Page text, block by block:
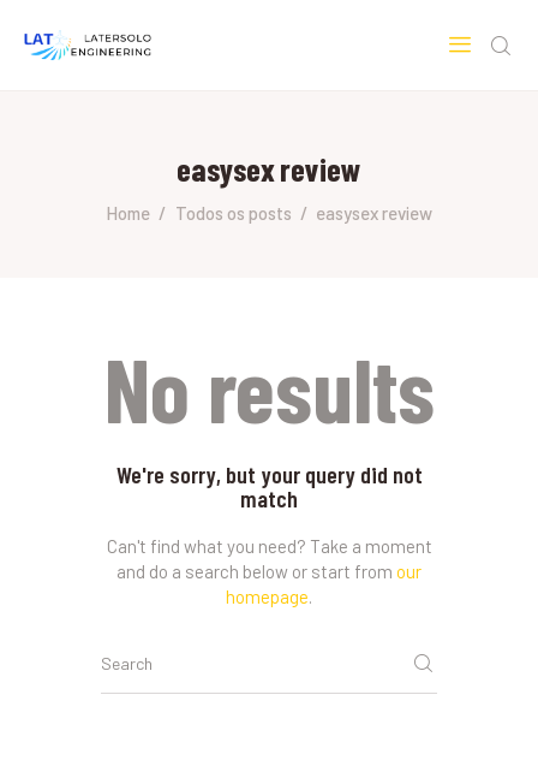
easysex review
Home Todos os posts easysex review
SOBRE A LATERSOLO
No results
We're sorry, but your query did not
match
Can't find what you need? Take a moment
and do a search below or start from our
homepage.